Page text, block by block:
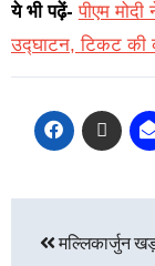
ये भी पढ़ें- पीएम
उद्घाटन, टिकट की
मल्लिकार्जुन